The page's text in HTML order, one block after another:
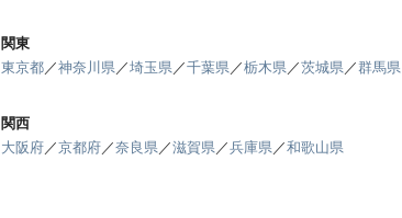
関東
東京都／神奈川県／埼玉県／千葉県／栃木県／茨城県／群馬県
関西
大阪府／京都府／奈良県／滋賀県／兵庫県／和歌山県